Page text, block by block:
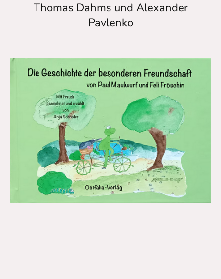
Thomas Dahms und Alexander
Pavlenko